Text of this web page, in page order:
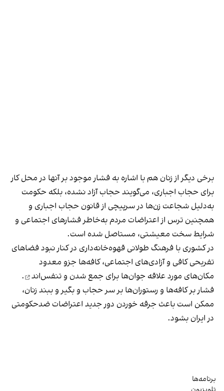
برخی دیگر از زنان هم با اشاره به فشار موجود بر آنها در محل کار
برای حجاب اجباری، می‌گویند حجاب آزاد نشده، بلکه حکومت
به‌دلیل شجاعت زن‌ها در سرپیچی از قانون حجاب اجباری و
همچنین ترس از اعتراضات مردم به‌خاطر فشارهای اجتماعی و
شرایط سخت معیشتی، مستاصل شده است.
در کشوری با فرهنگ طولانی قهوه‌‌خانه‌داری در کنار نبود فضاهای
تفریحی کافی و آزادی‌های اجتماعی، کافه‌ها جزو معدود
مکان‌های مورد علاقه جوان‌ها برای جمع شدن و تنفس‌اند
.
فشار بر کافه‌ها و رستوران‌ها بر سر حجاب و بگیر و ببند زنان،
ممکن است باعث جرقه خوردن دور جدید اعتراضات ضدحکومتی
در ایران بشود.
برنامه‌ها